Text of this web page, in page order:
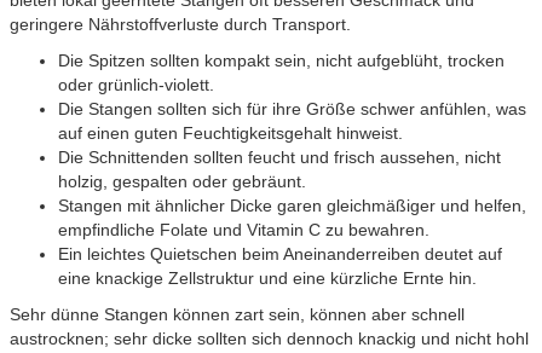
geringere Nährstoffverluste durch Transport.
Die Spitzen sollten kompakt sein, nicht aufgeblüht, trocken
oder grünlich-violett.
Die Stangen sollten sich für ihre Größe schwer anfühlen, was
auf einen guten Feuchtigkeitsgehalt hinweist.
Die Schnittenden sollten feucht und frisch aussehen, nicht
holzig, gespalten oder gebräunt.
Stangen mit ähnlicher Dicke garen gleichmäßiger und helfen,
empfindliche Folate und Vitamin C zu bewahren.
Ein leichtes Quietschen beim Aneinanderreiben deutet auf
eine knackige Zellstruktur und eine kürzliche Ernte hin.
Sehr dünne Stangen können zart sein, können aber schnell
austrocknen; sehr dicke sollten sich dennoch knackig und nicht hohl